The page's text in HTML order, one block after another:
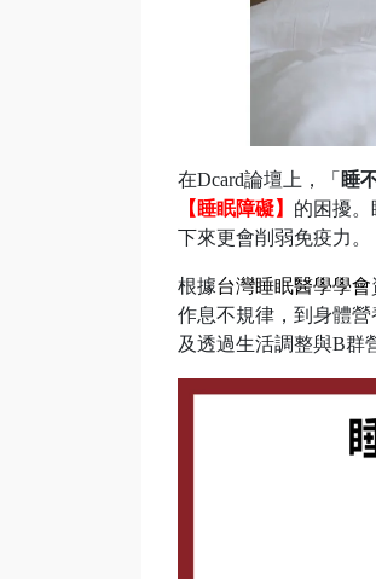
在Dcard論壇上，「 睡
【睡眠障礙】 的困擾
下來更會削弱免疫力。
根據台灣睡眠醫學學會
作息不規律，到身體
及透過生活調整與B群